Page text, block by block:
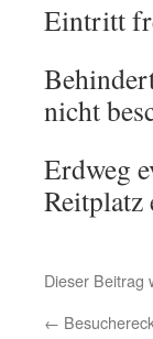
Eintritt
nicht
Erdweg
Reitplatz
Dieser Beitrag
←